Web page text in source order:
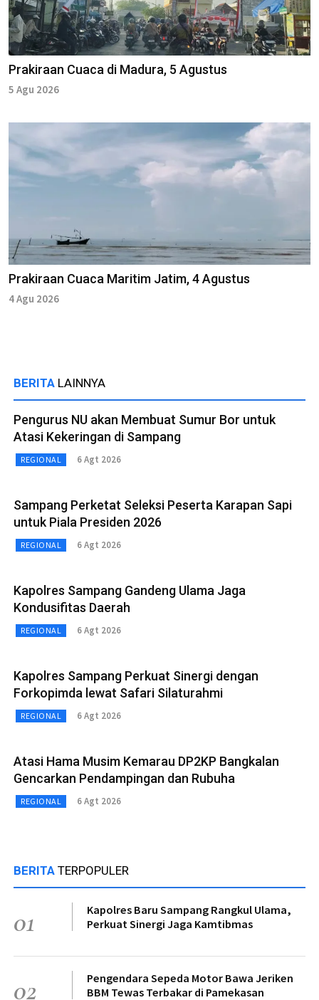
Prakiraan Cuaca di Madura, 5 Agustus
5 Agu 2026
Prakiraan Cuaca Maritim Jatim, 4 Agustus
4 Agu 2026
BERITA LAINNYA
Pengurus NU akan Membuat Sumur Bor untuk
Atasi Kekeringan di Sampang
REGIONAL 6 Agt 2026
Sampang Perketat Seleksi Peserta Karapan Sapi
untuk Piala Presiden 2026
REGIONAL 6 Agt 2026
Kapolres Sampang Gandeng Ulama Jaga
Kondusifitas Daerah
REGIONAL 6 Agt 2026
Kapolres Sampang Perkuat Sinergi dengan
Forkopimda lewat Safari Silaturahmi
REGIONAL 6 Agt 2026
Atasi Hama Musim Kemarau DP2KP Bangkalan
Gencarkan Pendampingan dan Rubuha
REGIONAL 6 Agt 2026
BERITA TERPOPULER
01
Kapolres Baru Sampang Rangkul Ulama,
Perkuat Sinergi Jaga Kamtibmas
02
Pengendara Sepeda Motor Bawa Jeriken
BBM Tewas Terbakar di Pamekasan